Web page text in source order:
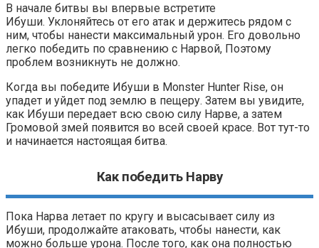
В начале битвы вы впервые встретите
Ибуши. Уклоняйтесь от его атак и держитесь рядом с
ним, чтобы нанести максимальный урон. Его довольно
легко победить по сравнению с Нарвой, Поэтому
проблем возникнуть не должно.
Когда вы победите Ибуши в Monster Hunter Rise, он
упадет и уйдет под землю в пещеру. Затем вы увидите,
как Ибуши передает всю свою силу Нарве, а затем
Громовой змей появится во всей своей красе. Вот тут-то
и начинается настоящая битва.
Как победить Нарву
Пока Нарва летает по кругу и высасывает силу из
Ибуши, продолжайте атаковать, чтобы нанести, как
можно больше урона. После того, как она полностью